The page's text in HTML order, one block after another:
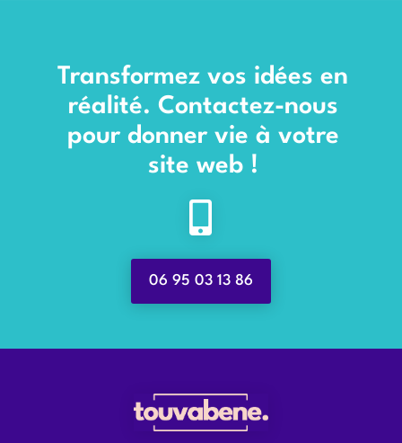
Transformez vos idées en
réalité. Contactez-nous
pour donner vie à votre
site web !

06 95 03 13 86